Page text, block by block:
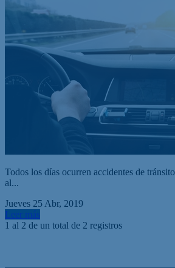
Todos los días ocurren accidentes de
al...
Jueves 25 Abr, 2019
Leer más
1 al 2 de un total de 2 registros